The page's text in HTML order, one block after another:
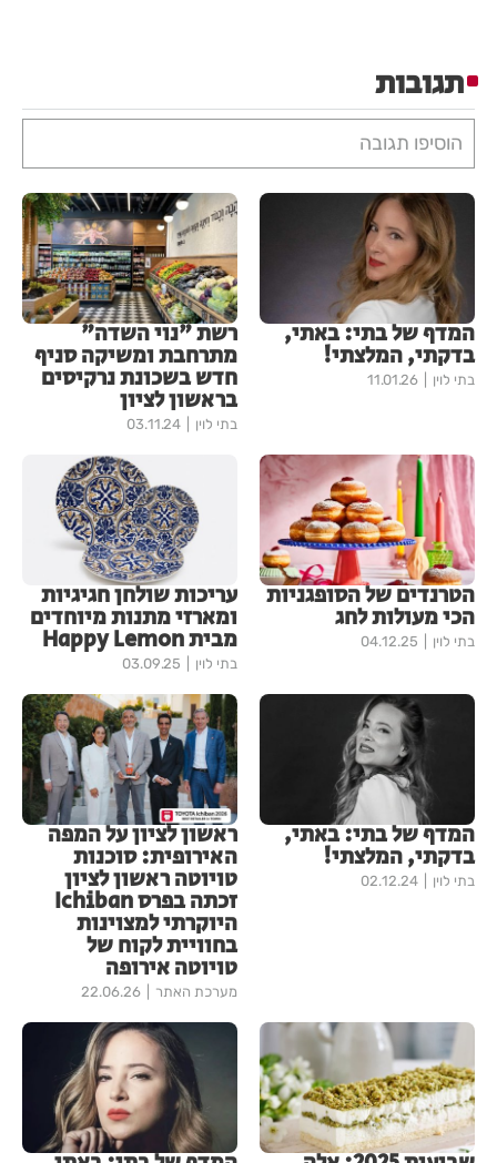
תגובות
הוסיפו תגובה
המדף של בתי: באתי,
בדקתי, המלצתי!
בתי לוין 11.01.26
רשת "נוי השדה"
מתרחבת ומשיקה סניף
חדש בשכונת נרקיסים
בראשון לציון
בתי לוין 03.11.24
הטרנדים של הסופגניות
הכי מעולות לחג
בתי לוין 04.12.25
עריכות שולחן חגיגיות
ומארזי מתנות מיוחדים
מבית Happy Lemon
בתי לוין 03.09.25
המדף של בתי: באתי,
בדקתי, המלצתי!
בתי לוין 02.12.24
ראשון לציון על המפה
האירופית: סוכנות
טויוטה ראשון לציון
זכתה בפרס Ichiban
היוקרתי למצוינות
בחוויית לקוח של
טויוטה אירופה
מערכת האתר 22.06.26